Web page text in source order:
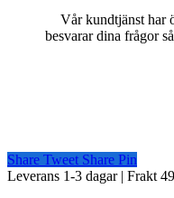
Vår kundtjänst har
besvarar dina frågor
Share Tweet Share Pin
Close
Leverans 1-3 dagar | Frakt